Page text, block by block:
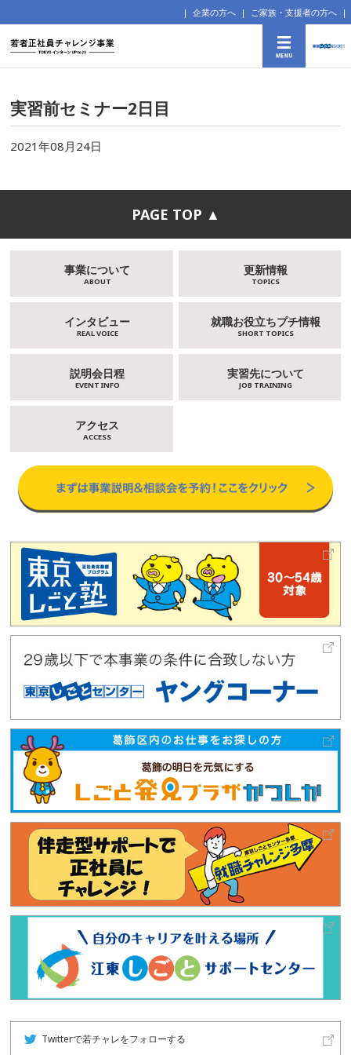
企業の方へ ご家族・支援者の方へ
実習前セミナー2日目
2021年08月24日
PAGE TOP ▲
事業について
ABOUT
更新情報
TOPICS
インタビュー
REAL VOICE
就職お役立ちプチ情報
SHORT TOPICS
説明会日程
EVENT INFO
実習先について
JOB TRAINING
アクセス
ACCESS
Twitterで若チャレをフォローする